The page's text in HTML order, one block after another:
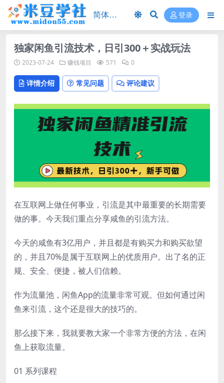
登录
独家闲鱼引流技术，日引300＋实战玩法
2023-07-24 赚钱项目 571 0
详情介绍 常见问题 评论建议
在互联网上做任何事业，引流是其中最重要的长期需要
做的事。今天我们重点分享咸鱼的引流方法。
今天的咸鱼有3亿用户，并且都是有购买力和购买欲望
的，并且70%是属于互联网上的优质用户。出了名的正
规、安全、便捷，被人们信赖。
作为流量池，闲鱼App的流量非常可观。但如何通过闲
鱼来引流，这个还是很大的技巧的。
那么接下来，我就要教大家一个非常方便的方法，在闲
鱼上获取流量。
01 系列课程